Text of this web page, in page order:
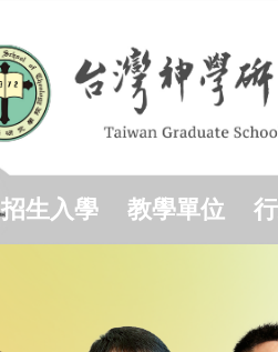
招生入學 教學單位